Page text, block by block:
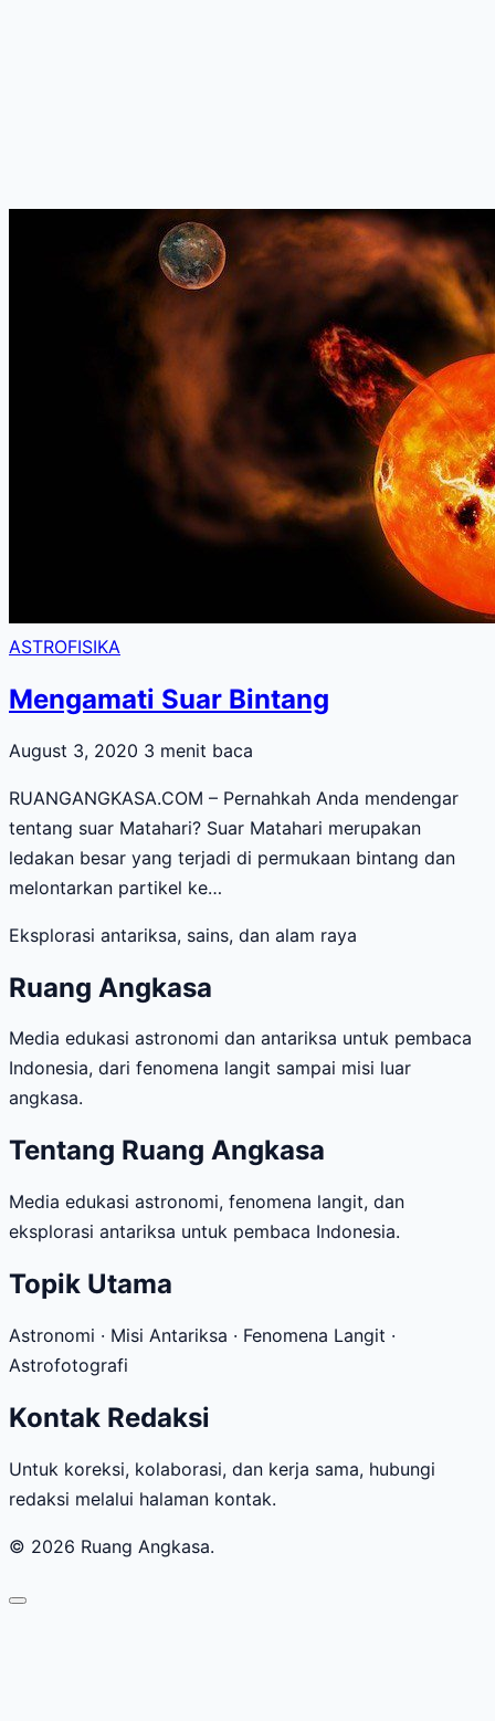
ASTROFISIKA
Mengamati Suar Bintang
August 3, 2020 3 menit baca
RUANGANGKASA.COM – Pernahkah Anda mendengar
tentang suar Matahari? Suar Matahari merupakan
ledakan besar yang terjadi di permukaan bintang dan
melontarkan partikel ke…
Eksplorasi antariksa, sains, dan alam raya
Ruang Angkasa
Media edukasi astronomi dan antariksa untuk pembaca
Indonesia, dari fenomena langit sampai misi luar
angkasa.
Tentang Ruang Angkasa
Media edukasi astronomi, fenomena langit, dan
eksplorasi antariksa untuk pembaca Indonesia.
Topik Utama
Astronomi · Misi Antariksa · Fenomena Langit ·
Astrofotografi
Kontak Redaksi
Untuk koreksi, kolaborasi, dan kerja sama, hubungi
redaksi melalui halaman kontak.
© 2026 Ruang Angkasa.